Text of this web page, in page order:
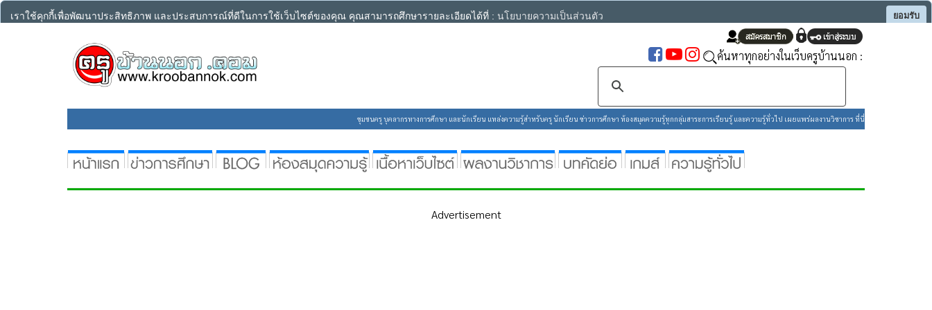
เราใช้คุกกี้เพื่อพัฒนาประสิทธิภาพ และประสบการณ์ที่ดีในการใช้เว็บไซต์ของคุณ คุณสามารถศึกษารายละเอียดได้ที่ : นโยบายความเป็นส่วนตัว ยอมรับ
ค้นหาทุกอย่างในเว็บครูบ้านนอก :
ชุมชนครู บุคลากรทางการศึกษา และนักเรียน แหล่งความรู้สำหรับครู นักเรียน ข่าวการศึกษา ห้องสมุดความรู้ทุกกลุ่มสาระการเรียนรู้ และความรู้ทั่วไป เผยแพร่ผลงานวิชาการ ที่นี่
Advertisement